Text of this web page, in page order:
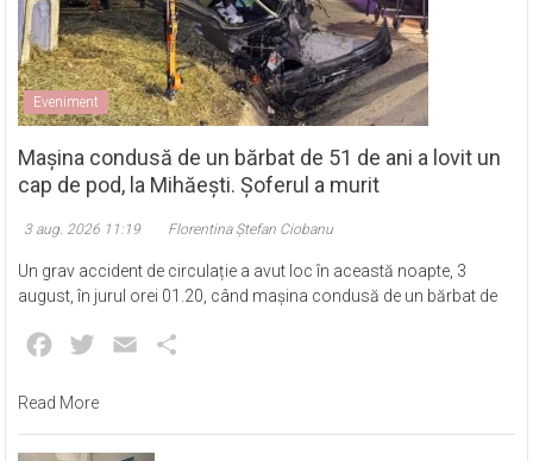
Eveniment
Mașina condusă de un bărbat de 51 de ani a lovit un
cap de pod, la Mihăești. Șoferul a murit
3 aug. 2026 11:19 Florentina Ștefan Ciobanu
Un grav accident de circulație a avut loc în această noapte, 3
august, în jurul orei 01.20, când mașina condusă de un bărbat de
Facebook
Twitter Email
Read More